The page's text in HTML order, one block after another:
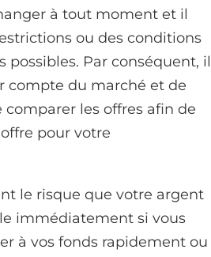
à tout moment et il
ou des conditions
Par conséquent, il
compte du marché et de
les offres afin de
pour votre
le risque que votre argent
immédiatement si vous
à vos fonds rapidement ou